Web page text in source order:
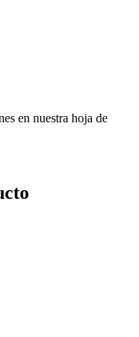
en nuestra hoja de